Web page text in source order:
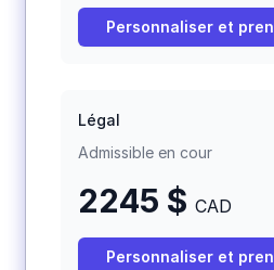
Personnaliser et
Légal
Admissible en cour
2245 $ CAD
Personnaliser et